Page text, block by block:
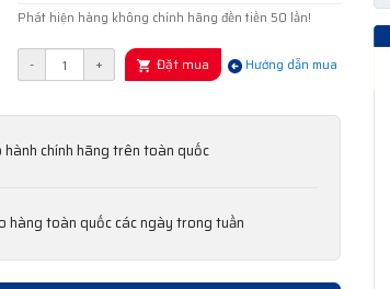
Phát hiện hàng không chính hãng đền tiền 50 lần!
- + Đặt mua Hướng dẫn mua
hành chính hãng trên toàn quốc
hàng toàn quốc các ngày trong tuần